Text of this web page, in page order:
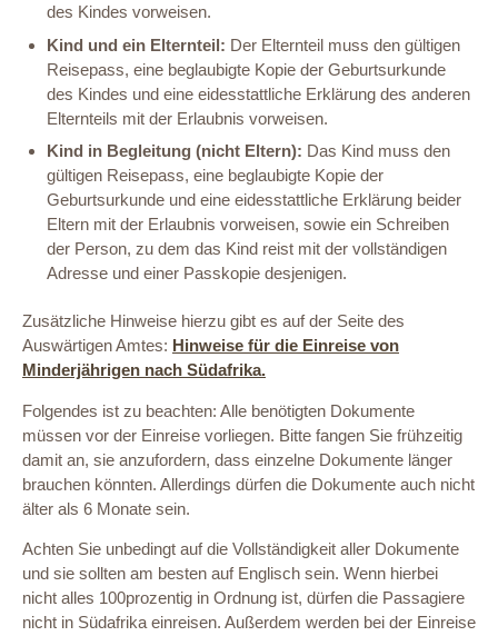
des Kindes vorweisen.
Kind und ein Elternteil: Der Elternteil muss den gültigen
Reisepass, eine beglaubigte Kopie der Geburtsurkunde
des Kindes und eine eidesstattliche Erklärung des anderen
Elternteils mit der Erlaubnis vorweisen.
Kind in Begleitung (nicht Eltern): Das Kind muss den
gültigen Reisepass, eine beglaubigte Kopie der
Geburtsurkunde und eine eidesstattliche Erklärung beider
Eltern mit der Erlaubnis vorweisen, sowie ein Schreiben
der Person, zu dem das Kind reist mit der vollständigen
Adresse und einer Passkopie desjenigen.
Zusätzliche Hinweise hierzu gibt es auf der Seite des
Auswärtigen Amtes: Hinweise für die Einreise von
Minderjährigen nach Südafrika.
Folgendes ist zu beachten: Alle benötigten Dokumente
müssen vor der Einreise vorliegen. Bitte fangen Sie frühzeitig
damit an, sie anzufordern, dass einzelne Dokumente länger
brauchen könnten. Allerdings dürfen die Dokumente auch nicht
älter als 6 Monate sein.
Achten Sie unbedingt auf die Vollständigkeit aller Dokumente
und sie sollten am besten auf Englisch sein. Wenn hierbei
nicht alles 100prozentig in Ordnung ist, dürfen die Passagiere
nicht in Südafrika einreisen. Außerdem werden bei der Einreise